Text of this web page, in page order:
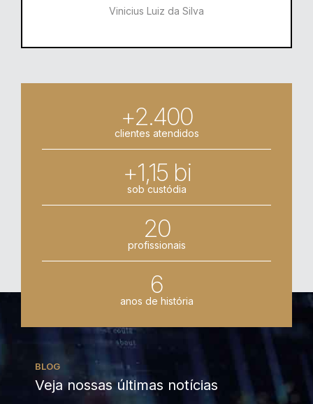
Vinicius Luiz da Silva
+2.400
clientes atendidos
+1,15 bi
sob custódia
20
profissionais
6
anos de história
BLOG
Veja nossas últimas notícias